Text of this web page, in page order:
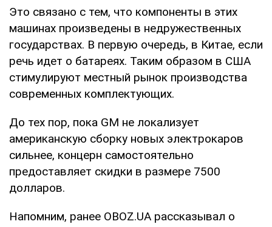
Это связано с тем, что компоненты в этих
машинах произведены в недружественных
государствах. В первую очередь, в Китае, если
речь идет о батареях. Таким образом в США
стимулируют местный рынок производства
современных комплектующих.
До тех пор, пока GM не локализует
американскую сборку новых электрокаров
сильнее, концерн самостоятельно
предоставляет скидки в размере 7500
долларов.
Напомним, ранее OBOZ.UA рассказывал о